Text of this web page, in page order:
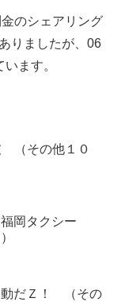
のシェアリング
りましたが、06
ます。
（その他１０
福岡タクシー
動だＺ！ （その